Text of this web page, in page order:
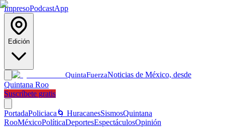
ImpresoPodcastApp
Edición
QuintaFuerzaNoticias de México, desde
Quintana Roo
Suscríbete gratis
PortadaPoliciaca 🌀 HuracanesSismosQuintana
RooMéxicoPolíticaDeportesEspectáculosOpinión